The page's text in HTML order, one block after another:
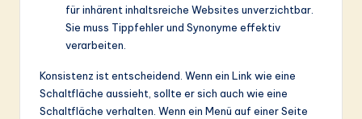
für inhärent inhaltsreiche Websites unverzichtbar.
Sie muss Tippfehler und Synonyme effektiv
verarbeiten.
Konsistenz ist entscheidend. Wenn ein Link wie eine
Schaltfläche aussieht, sollte er sich auch wie eine
Schaltfläche verhalten. Wenn ein Menü auf einer Seite